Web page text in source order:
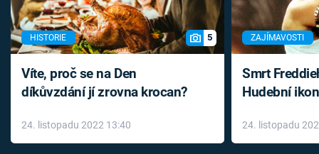
HISTORIE 5
Víte, proč se na Den
díkůvzdání jí zrovna krocan?
24. listopadu 2022 13:40
ZAJÍMAVOSTI
Smrt
Hudební
léky
24. listopadu